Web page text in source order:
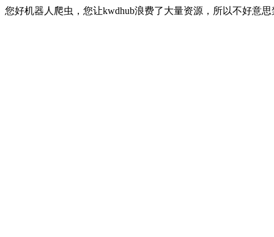
您好机器人爬虫，您让kwdhub浪费了大量资源，所以不好意